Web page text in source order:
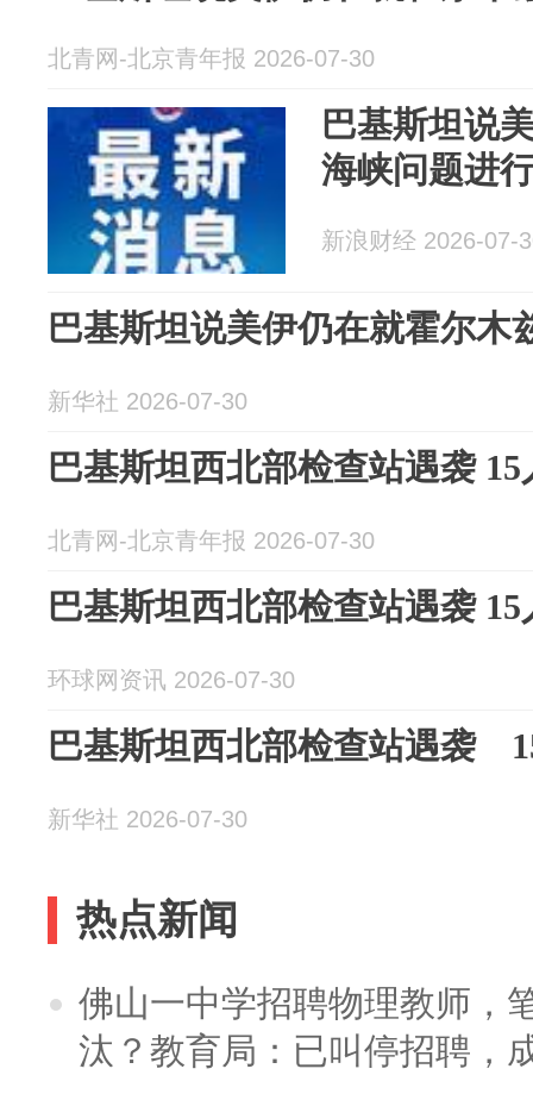
北青网-北京青年报 2026-07-30
巴基斯坦说
海峡问题进
新浪财经 2026-07-
巴基斯坦说美伊仍在就霍尔木
新华社 2026-07-30
巴基斯坦西北部检查站遇袭 15
北青网-北京青年报 2026-07-30
巴基斯坦西北部检查站遇袭 15
环球网资讯 2026-07-30
巴基斯坦西北部检查站遇袭
新华社 2026-07-30
热点新闻
佛山一中学招聘物理教师，
汰？教育局：已叫停招聘，